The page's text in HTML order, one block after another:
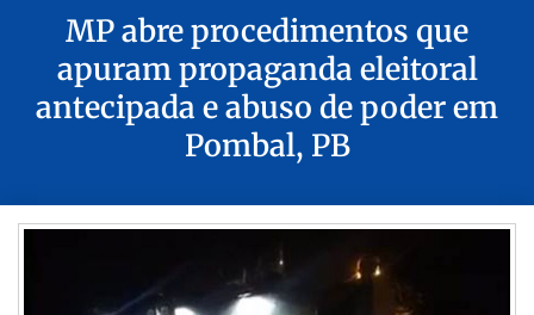
MP abre procedimentos que
apuram propaganda eleitoral
antecipada e abuso de poder em
Pombal, PB